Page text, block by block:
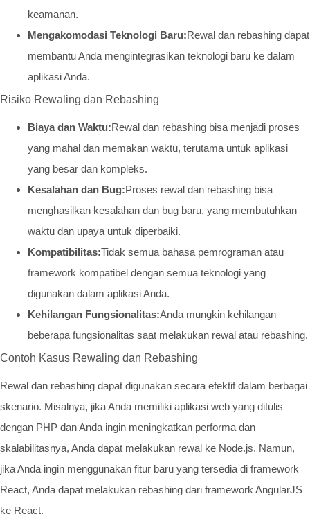
keamanan.
Mengakomodasi Teknologi Baru:Rewal dan rebashing dapat
membantu Anda mengintegrasikan teknologi baru ke dalam
aplikasi Anda.
Risiko Rewaling dan Rebashing
Biaya dan Waktu:Rewal dan rebashing bisa menjadi proses
yang mahal dan memakan waktu, terutama untuk aplikasi
yang besar dan kompleks.
Kesalahan dan Bug:Proses rewal dan rebashing bisa
menghasilkan kesalahan dan bug baru, yang membutuhkan
waktu dan upaya untuk diperbaiki.
Kompatibilitas:Tidak semua bahasa pemrograman atau
framework kompatibel dengan semua teknologi yang
digunakan dalam aplikasi Anda.
Kehilangan Fungsionalitas:Anda mungkin kehilangan
beberapa fungsionalitas saat melakukan rewal atau rebashing.
Contoh Kasus Rewaling dan Rebashing
Rewal dan rebashing dapat digunakan secara efektif dalam berbagai
skenario. Misalnya, jika Anda memiliki aplikasi web yang ditulis
dengan PHP dan Anda ingin meningkatkan performa dan
skalabilitasnya, Anda dapat melakukan rewal ke Node.js. Namun,
jika Anda ingin menggunakan fitur baru yang tersedia di framework
React, Anda dapat melakukan rebashing dari framework AngularJS
ke React.